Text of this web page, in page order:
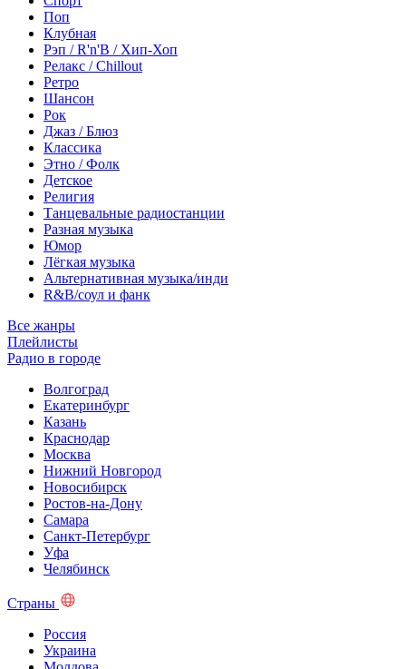
Поп
Клубная
Рэп / R'n'B / Хип-Хоп
Релакс / Chillout
Ретро
Шансон
Рок
Джаз / Блюз
Классика
Этно / Фолк
Детское
Религия
Танцевальные радиостанции
Разная музыка
Юмор
Лёгкая музыка
Альтернативная музыка/инди
R&B/cоул и фанк
Все жанры
Плейлисты
Радио в городе
Волгоград
Екатеринбург
Казань
Краснодар
Москва
Нижний Новгород
Новосибирск
Ростов-на-Дону
Самара
Санкт-Петербург
Уфа
Челябинск
Страны
Россия
Украина